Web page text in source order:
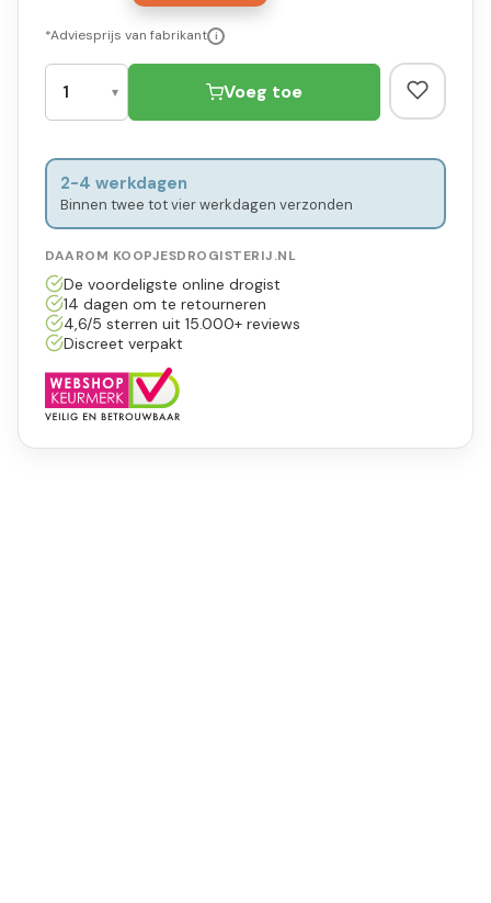
*Adviesprijs van fabrikant i
Voeg toe
2-4 werkdagen
Binnen twee tot vier werkdagen verzonden
DAAROM KOOPJESDROGISTERIJ.NL
De voordeligste online drogist
14 dagen om te retourneren
4,6/5 sterren uit 15.000+ reviews
Discreet verpakt